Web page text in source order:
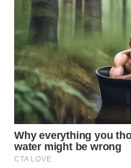
WN
PURWAKARTA
WN
PRIANGAN
TIMUR
WN
SEMARANG
WN